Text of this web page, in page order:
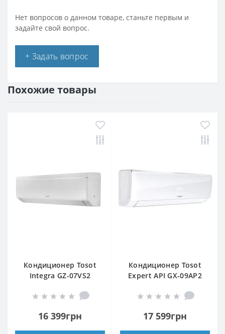
Нет вопросов о данном товаре, станьте первым и
задайте свой вопрос.
+ Задать вопрос
Похожие товары
Кондиционер Tosot
Integra GZ-07VS2
16 399грн
Кондиционер Tosot
Expert API GX-09AP2
17 599грн